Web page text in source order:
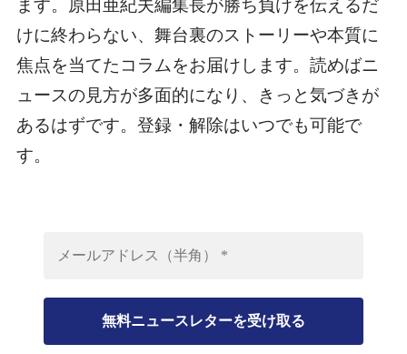
ます。原田亜紀夫編集長が勝ち負けを伝えるだ
けに終わらない、舞台裏のストーリーや本質に
焦点を当てたコラムをお届けします。読めばニ
ュースの見方が多面的になり、きっと気づきが
あるはずです。登録・解除はいつでも可能で
す。